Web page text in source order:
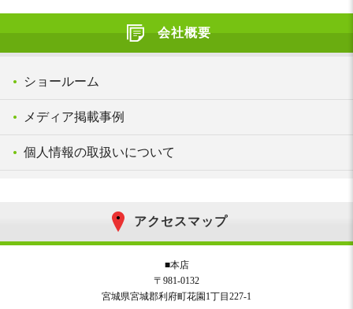
会社概要
ショールーム
メディア掲載事例
個人情報の取扱いについて
アクセスマップ
■本店
〒981-0132
宮城県宮城郡利府町花園1丁目227-1